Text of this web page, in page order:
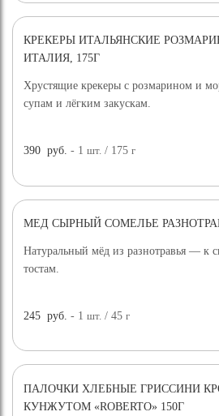
КРЕКЕРЫ ИТАЛЬЯНСКИЕ
ИТАЛИЯ, 175Г
Хрустящие крекеры с розмарином и
супам и лёгким закускам.
390 руб. - 1шт. / 175г
МЕД СЫРНЫЙ СОМЕЛЬЕ
Натуральный мёд из разнотравья — к
тостам.
245 руб. - 1шт. / 45г
ПАЛОЧКИ ХЛЕБНЫЕ ГРИССИНИ
КУНЖУТОМ «ROBERTO» 150Г